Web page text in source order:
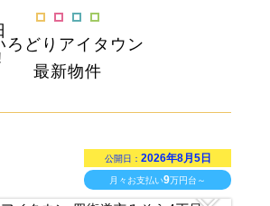
ろどりアイタウン
最新物件
公開日： 2026年8月5日
月々お支払い9万円台～